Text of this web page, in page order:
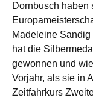
Dornbusch haben
Madeleine
hat die
gewonnen und
Vorjahr, als sie in
Zeitfahrkurs